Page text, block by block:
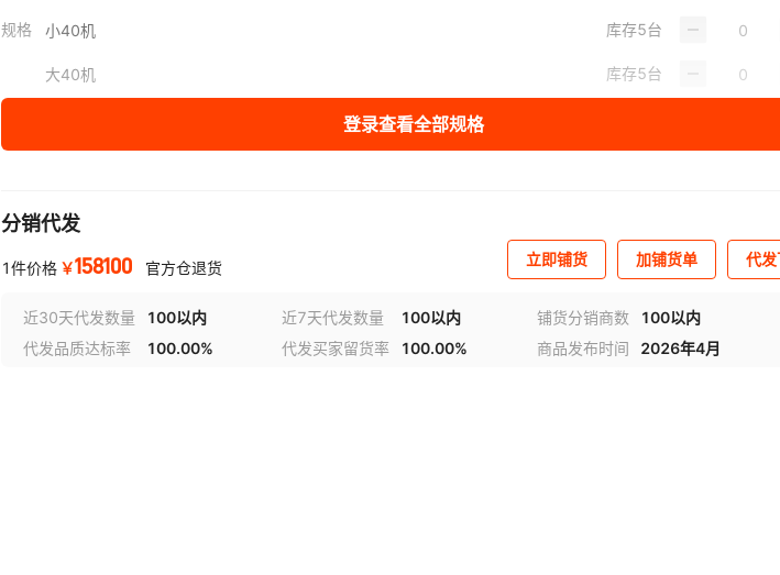
规格 小40机 库存5台
大40机 库存5台
登录查看全部规格
分销代发
1件价格 ￥158100 官方仓退货 立即铺货 加铺货单 代
近30天代发数量 100以内 近7天代发数量 100以内 铺货分销商数
100以内
代发品质达标率
100.00% 代发买家留货率 100.00% 商品发布时间 2026年4月